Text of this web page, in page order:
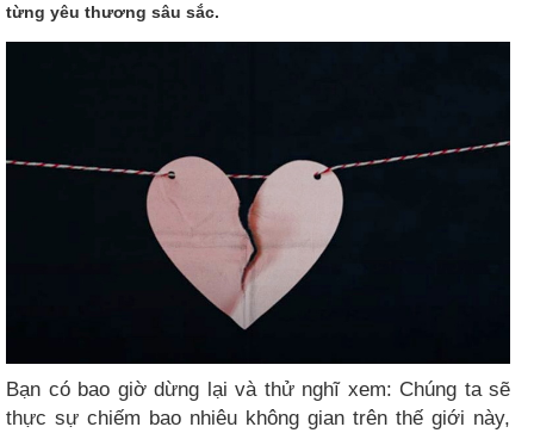
từng yêu thương sâu sắc.
Bạn có bao giờ dừng lại và thử nghĩ xem: Chúng ta sẽ
thực sự chiếm bao nhiêu không gian trên thế giới này,